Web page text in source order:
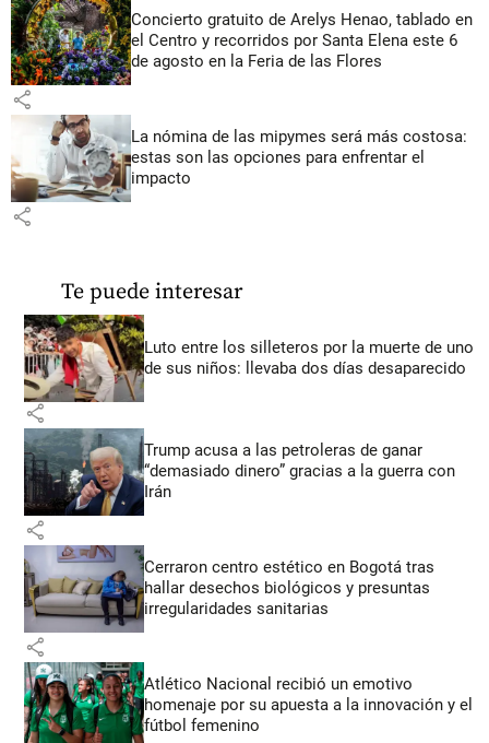
Concierto gratuito de Arelys Henao, tablado en
el Centro y recorridos por Santa Elena este 6
de agosto en la Feria de las Flores
share
La nómina de las mipymes será más costosa:
estas son las opciones para enfrentar el
impacto
share
Te puede interesar
Luto entre los silleteros por la muerte de uno
de sus niños: llevaba dos días desaparecido
share
Trump acusa a las petroleras de ganar
“demasiado dinero” gracias a la guerra con
Irán
share
Cerraron centro estético en Bogotá tras
hallar desechos biológicos y presuntas
irregularidades sanitarias
share
Atlético Nacional recibió un emotivo
homenaje por su apuesta a la innovación y el
fútbol femenino